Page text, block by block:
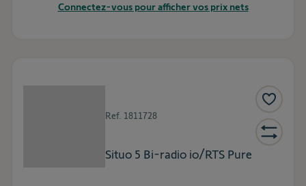
Connectez-vous pour afficher vos prix nets
Ref. 1811728
Situo 5 Bi-radio io/RTS Pure